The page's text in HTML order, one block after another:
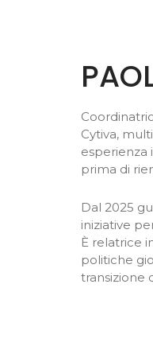
Cytiva,
esperienza
prima di
Dal 2025
iniziative
È relatrice
politiche
transizione